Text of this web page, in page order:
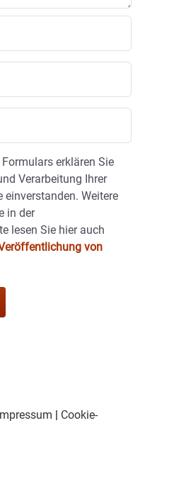
erklären Sie
Verarbeitung Ihrer
einverstanden. Weitere
in der
lesen Sie hier auch
von
Impressum
Cookie-